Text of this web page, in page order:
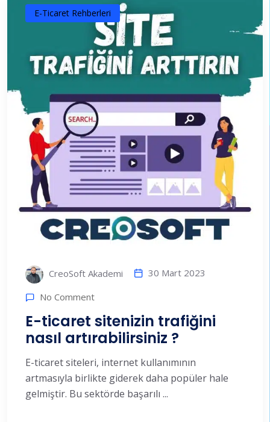
E-Ticaret Rehberleri
CreoSoft Akademi 30 Mart 2023
No Comment
E-ticaret sitenizin trafiğini
nasıl artırabilirsiniz ?
E-ticaret siteleri, internet kullanımının
artmasıyla birlikte giderek daha popüler hale
gelmiştir. Bu sektörde başarılı ...